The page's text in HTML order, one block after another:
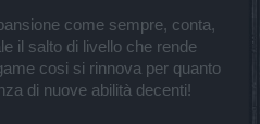
come sempre, conta,
il salto di livello che rende
cosi si rinnova per quanto
di nuove abilità decenti!